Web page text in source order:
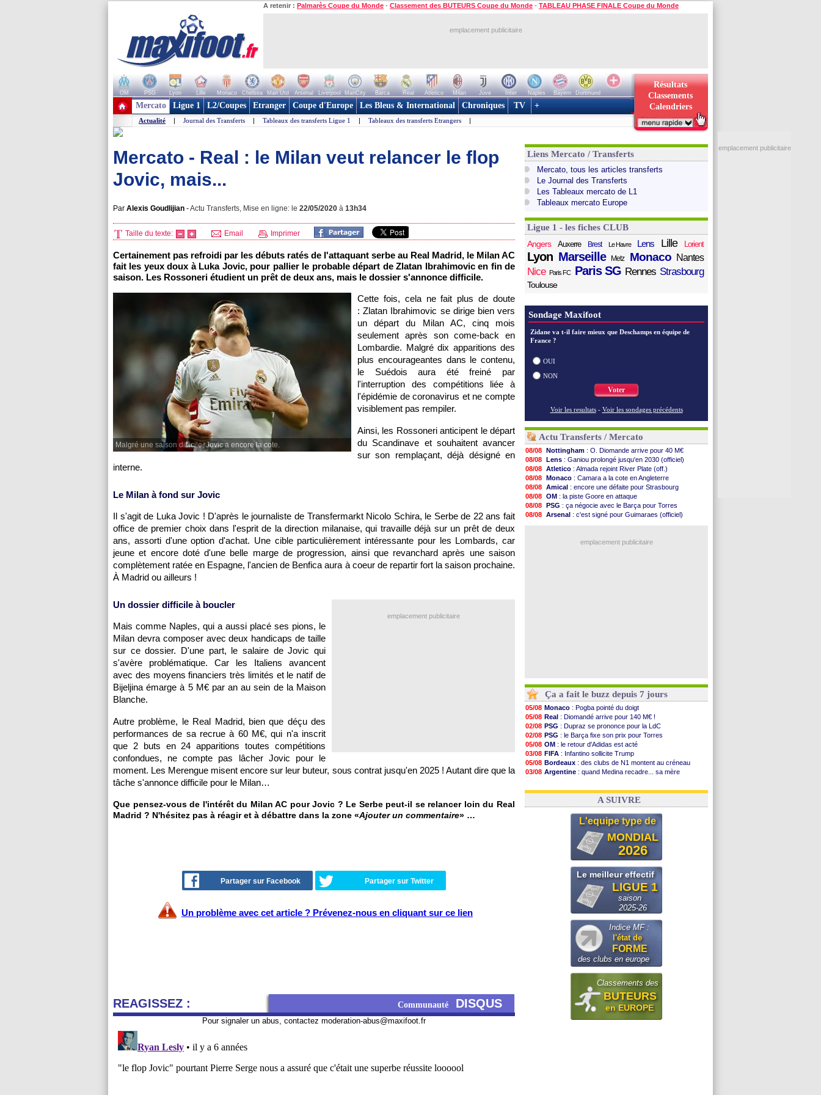
A retenir : Palmarès Coupe du Monde - Classement des BUTEURS Coupe du Monde - TABLEAU PHASE FINALE Coupe du Monde
emplacement publicitaire
OM PSG Lyon Lille Monaco Chelsea Man Utd Arsenal Liverpool ManCity Barca Real Atletico Milan Juve Inter Naples Bayern
Dortmund
+ de clubs
Résultats
Classements
Calendriers
Mercato Ligue 1 L2/Coupes Etranger Coupe d'Europe Les Bleus & International Chroniques TV +
Actualité | Journal des Transferts | Tableaux des transferts Ligue 1 | Tableaux des transferts Etrangers |
Mercato - Real : le Milan veut relancer le flop
Jovic, mais...
Par Alexis Goudlijian -Actu Transferts, Mise en ligne: le 22/05/2020 à 13h34
Taille du texte: Email Imprimer
Certainement pas refroidi par les débuts ratés de l'attaquant serbe au Real Madrid, le Milan AC
fait les yeux doux à Luka Jovic, pour pallier le probable départ de Zlatan Ibrahimovic en fin de
saison. Les Rossoneri étudient un prêt de deux ans, mais le dossier s'annonce difficile.
Malgré une saison difficile, Jovic a encore la cote.
Cette fois, cela ne fait plus de doute
: Zlatan Ibrahimovic se dirige bien vers
un départ du Milan AC, cinq mois
seulement après son come-back en
Lombardie. Malgré dix apparitions des
plus encourageantes dans le contenu,
le Suédois aura été freiné par
l'interruption des compétitions liée à
l'épidémie de coronavirus et ne compte
visiblement pas rempiler.
Ainsi, les Rossoneri anticipent le départ
du Scandinave et souhaitent avancer
sur son remplaçant, déjà désigné en
interne.
Le Milan à fond sur Jovic
Il s'agit de Luka Jovic ! D'après le journaliste de Transfermarkt Nicolo Schira, le Serbe de 22 ans fait
office de premier choix dans l'esprit de la direction milanaise, qui travaille déjà sur un prêt de deux
ans, assorti d'une option d'achat. Une cible particulièrement intéressante pour les Lombards, car
jeune et encore doté d'une belle marge de progression, ainsi que revanchard après une saison
complètement ratée en Espagne, l'ancien de Benfica aura à coeur de repartir fort la saison prochaine.
À Madrid ou ailleurs !
emplacement publicitaire
Un dossier difficile à boucler
Mais comme Naples, qui a aussi placé ses pions, le
Milan devra composer avec deux handicaps de taille
sur ce dossier. D'une part, le salaire de Jovic qui
s'avère problématique. Car les Italiens avancent
avec des moyens financiers très limités et le natif de
Bijeljina émarge à 5 M€ par an au sein de la Maison
Blanche.
Autre problème, le Real Madrid, bien que déçu des
performances de sa recrue à 60 M€, qui n'a inscrit
que 2 buts en 24 apparitions toutes compétitions
confondues, ne compte pas lâcher Jovic pour le
moment. Les Merengue misent encore sur leur buteur, sous contrat jusqu'en 2025 ! Autant dire que la
tâche s'annonce difficile pour le Milan…
Que pensez-vous de l'intérêt du Milan AC pour Jovic ? Le Serbe peut-il se relancer loin du Real
Madrid ? N'hésitez pas à réagir et à débattre dans la zone «Ajouter un commentaire» …
Partager sur Facebook Partager sur Twitter
Un problème avec cet article ? Prévenez-nous en cliquant sur ce lien
REAGISSEZ : Communauté DISQUS
Pour signaler un abus, contactez moderation-abus@maxifoot.fr
Liens Mercato / Transferts
Mercato, tous les articles transferts
Le Journal des Transferts
Les Tableaux mercato de L1
Tableaux mercato Europe
Ligue 1 - les fiches CLUB
Angers
Auxerre Brest Le Havre Lens Lille Lorient
Lyon Marseille Metz Monaco Nantes
Nice Paris FC Paris SG Rennes Strasbourg
Toulouse
Sondage Maxifoot
Zidane va t-il faire mieux que Deschamps en équipe de
France ?
OUI
NON
Voter
Voir les resultats - Voir les sondages précédents
Actu Transferts / Mercato
08/08 Nottingham : O. Diomande arrive pour 40 M€
08/08 Lens : Ganiou prolongé jusqu'en 2030 (officiel)
08/08 Atletico : Almada rejoint River Plate (off.)
08/08 Monaco : Camara a la cote en Angleterre
08/08 Amical : encore une défaite pour Strasbourg
08/08 OM : la piste Goore en attaque
08/08 PSG : ça négocie avec le Barça pour Torres
08/08 Arsenal : c'est signé pour Guimaraes (officiel)
: accord avec la Real Sociedad pour Aguerd
emplacement publicitaire
Ça a fait le buzz depuis 7 jours
05/08 Monaco : Pogba pointé du doigt
05/08 Real : Diomandé arrive pour 140 M€ !
02/08 PSG : Dupraz se prononce pour la LdC
02/08 PSG : le Barça fixe son prix pour Torres
05/08 OM : le retour d'Adidas est acté
03/08 FIFA : Infantino sollicite Trump
05/08 Bordeaux : des clubs de N1 montent au créneau
03/08 Argentine : quand Medina recadre... sa mère
03/08 OM: Paixão attire un 2e club anglais
A SUIVRE
L'equipe type de
MONDIAL
2026
Le meilleur effectif
LIGUE 1
saison
2025-26
Indice MF :
l'état de
FORME
des clubs en europe
Classements des
BUTEURS
en EUROPE
emplacement publicitaire